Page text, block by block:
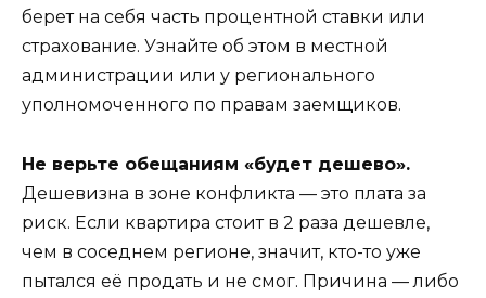
берет на себя часть процентной ставки или
страхование. Узнайте об этом в местной
администрации или у регионального
уполномоченного по правам заемщиков.
Не верьте обещаниям «будет дешево».
Дешевизна в зоне конфликта — это плата за
риск. Если квартира стоит в 2 раза дешевле,
чем в соседнем регионе, значит, кто-то уже
пытался её продать и не смог. Причина — либо